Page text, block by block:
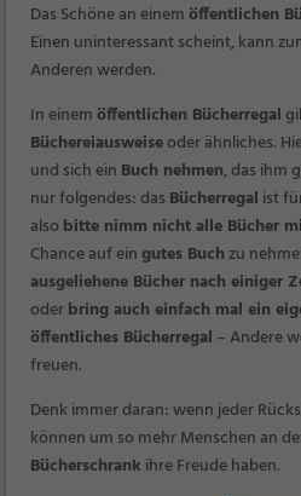
Das Schöne an einemöffentlichen
Einen uninteressant scheint, kann
Anderen werden.
In einemöffentlichen Bücherregal
Büchereiausweiseoder ähnliches.
und sich ein Buch nehmen, das ihm
nur folgendes: das Bücherregal ist
also bitte nimm nicht alle Bücher
Chance auf eingutes Buchzu
ausgeliehene Bücher nach einiger
oderbring auch einfach mal ein
öffentliches Bücherregal – Andere
freuen.
Denk immer daran: wenn jeder
können um so mehr Menschen an
Bücherschrank ihre Freude haben.